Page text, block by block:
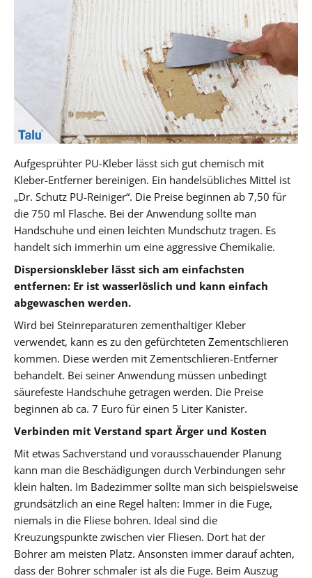
Aufgesprühter PU-Kleber lässt sich gut chemisch mit
Kleber-Entferner bereinigen. Ein handelsübliches Mittel ist
„Dr. Schutz PU-Reiniger“. Die Preise beginnen ab 7,50 für
die 750 ml Flasche. Bei der Anwendung sollte man
Handschuhe und einen leichten Mundschutz tragen. Es
handelt sich immerhin um eine aggressive Chemikalie.
Dispersionskleber lässt sich am einfachsten
entfernen: Er ist wasserlöslich und kann einfach
abgewaschen werden.
Wird bei Steinreparaturen zementhaltiger Kleber
verwendet, kann es zu den gefürchteten Zementschlieren
kommen. Diese werden mit Zementschlieren-Entferner
behandelt. Bei seiner Anwendung müssen unbedingt
säurefeste Handschuhe getragen werden. Die Preise
beginnen ab ca. 7 Euro für einen 5 Liter Kanister.
Verbinden mit Verstand spart Ärger und Kosten
Mit etwas Sachverstand und vorausschauender Planung
kann man die Beschädigungen durch Verbindungen sehr
klein halten. Im Badezimmer sollte man sich beispielsweise
grundsätzlich an eine Regel halten: Immer in die Fuge,
niemals in die Fliese bohren. Ideal sind die
Kreuzungspunkte zwischen vier Fliesen. Dort hat der
Bohrer am meisten Platz. Ansonsten immer darauf achten,
dass der Bohrer schmaler ist als die Fuge. Beim Auszug